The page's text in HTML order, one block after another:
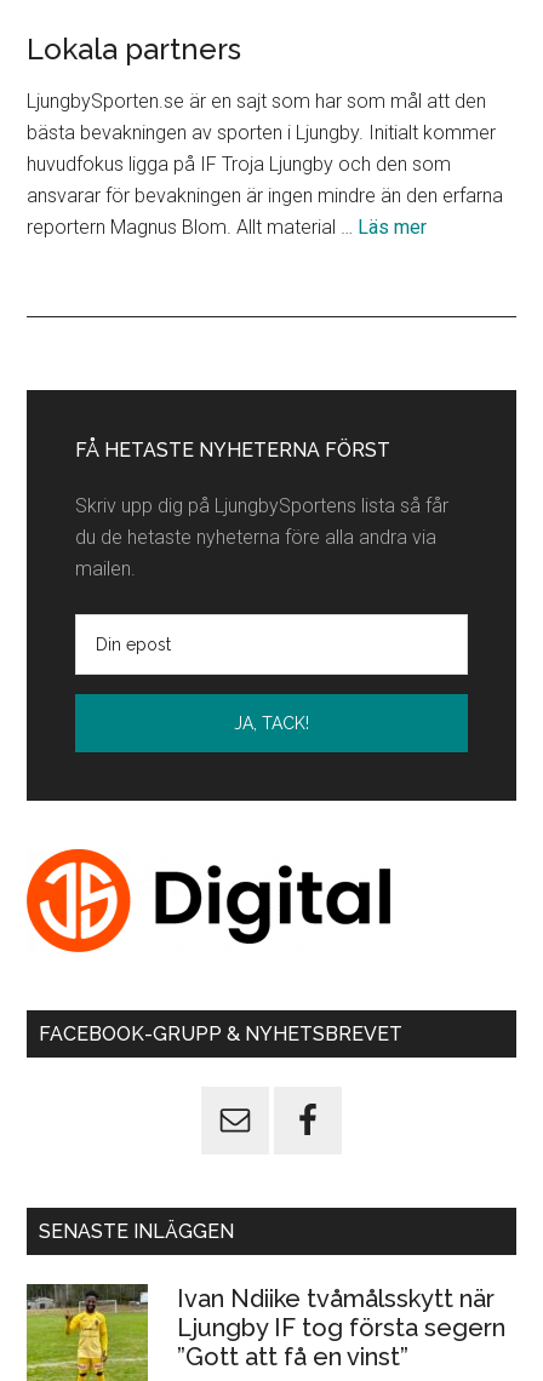
Lokala partners
LjungbySporten.se är en sajt som har som mål att den
bästa bevakningen av sporten i Ljungby. Initialt kommer
huvudfokus ligga på IF Troja Ljungby och den som
ansvarar för bevakningen är ingen mindre än den erfarna
reportern Magnus Blom. Allt material … Läs merom
sidofält
FÅ HETASTE NYHETERNA FÖRST
Skriv upp dig på LjungbySportens lista så får
du de hetaste nyheterna före alla andra via
mailen.
FACEBOOK-GRUPP & NYHETSBREVET
SENASTE INLÄGGEN
Ivan Ndiike tvåmålsskytt när
Ljungby IF tog första segern
”Gott att få en vinst”